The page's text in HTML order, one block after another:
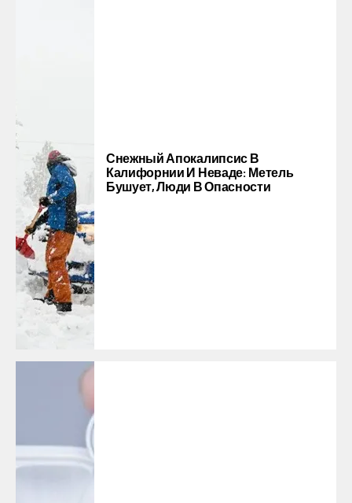
Снежный Апокалипсис В
Калифорнии И Неваде: Метель
Бушует, Люди В Опасности